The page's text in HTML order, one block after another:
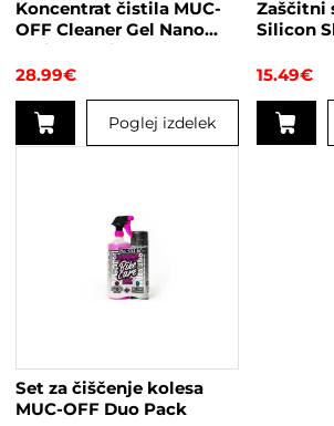
Koncentrat čistila MUC-
OFF Cleaner Gel Nano
Tech 500ml
28.99€
Poglej izdelek
Zaščitni
Silicon
15.49€
Set za čiščenje kolesa
MUC-OFF Duo Pack